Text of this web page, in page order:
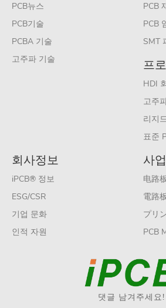
PCB뉴스
PCB기술
PCBA 기술
고주파 기술
PCB
PCB
SMT
프
HDI
고주
리지
표준
회사정보
iPCB® 정보
ESG/CSR
기업 문화
인적 자원
사
电路
電路
プリ
PCB
댓글 남겨주세요!